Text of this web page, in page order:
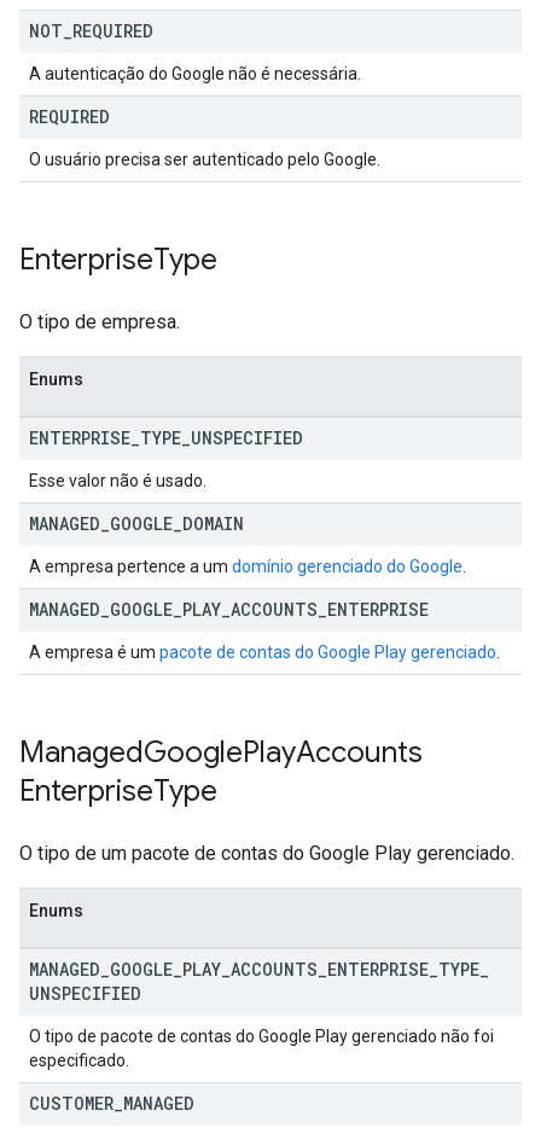
NOT REQUIRED
A autenticação do Google não é necessária.
REQUIRED
O usuário precisa ser autenticado pelo Google.
EnterpriseType
O tipo de empresa.
Enums
ENTERPRISE TYPE UNSPECIFIED
Esse valor não é usado.
MANAGED GOOGLE DOMAIN
A empresa pertence a um domínio gerenciado do Google
MANAGED GOOGLE PLAY ACCOUNTS ENTERPRISE
A empresa é um pacote de contas do Google Play gerenciado
ManagedGooglePlayAccounts
EnterpriseType
O tipo de um pacote de contas do Google Play gerenciado.
Enums
MANAGED GOOGLE PLAY ACCOUNTS ENTERPRISE TYPE
UNSPECIFIED
O tipo de pacote de contas do Google Play gerenciado não foi
especificado.
CUSTOMER MANAGED